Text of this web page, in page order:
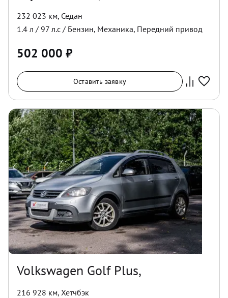
232 023 км, Седан
1.4 л / 97 л.с / Бензин, Механика, Передний привод
502 000 ₽
Оставить заявку
Volkswagen Golf Plus,
216 928 км, Хетчбэк